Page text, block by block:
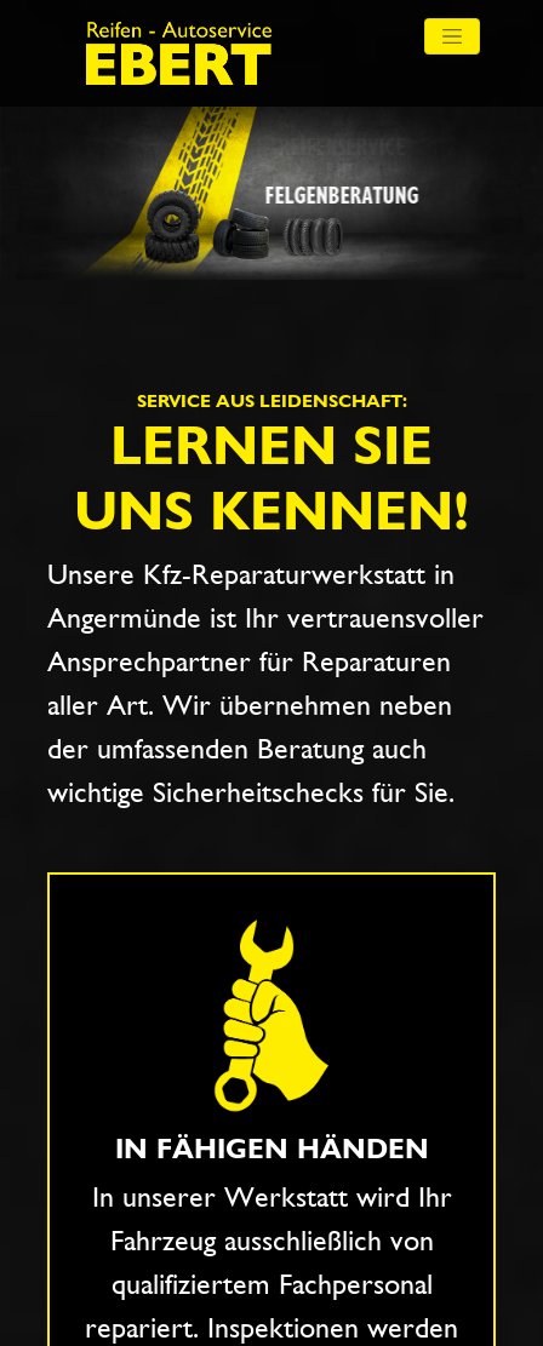
FELGENBERATUNG
SERVICE AUS LEIDENSCHAFT:
LERNEN SIE
UNS KENNEN!
Unsere Kfz-Reparaturwerkstatt in
Angermünde ist Ihr vertrauensvoller
Ansprechpartner für Reparaturen
aller Art. Wir übernehmen neben
der umfassenden Beratung auch
wichtige Sicherheitschecks für Sie.
IN FÄHIGEN HÄNDEN
In unserer Werkstatt wird Ihr
Fahrzeug ausschließlich von
qualifiziertem Fachpersonal
repariert. Inspektionen werden